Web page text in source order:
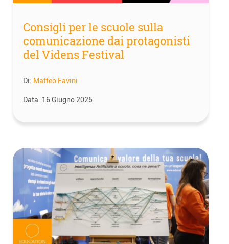
Consigli per le scuole sulla
comunicazione dai protagonisti
del Videns Festival
Di: Matteo Favini
Data: 16 Giugno 2025